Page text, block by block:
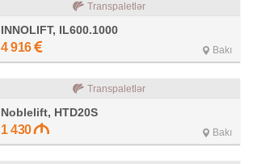
Transpaletlər
INNOLIFT, IL600.1000
4 916 Bakı
Transpaletlər
Noblelift, HTD20S
1 430 Bakı